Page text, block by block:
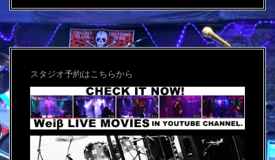
スタジオ予約はこちらから